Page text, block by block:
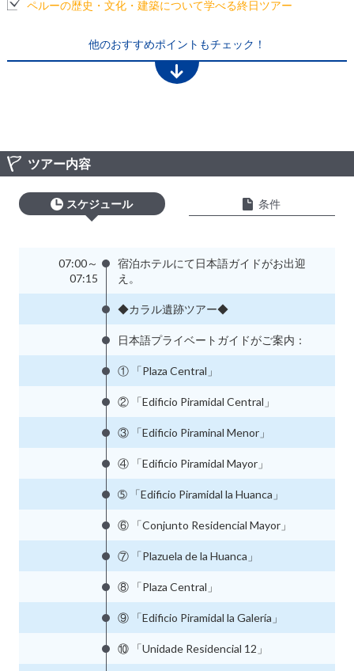
ペルーの歴史・文化・建築について学べる終日ツアー
他のおすすめポイントもチェック！
ツアー内容
スケジュール 条件
07:00～
07:15
宿泊ホテルにて日本語ガイドがお出迎
え。
◆カラル遺跡ツアー◆
日本語プライベートガイドがご案内：
① 「Plaza Central」
② 「Edificio Piramidal Central」
③ 「Edificio Piraminal Menor」
④ 「Edificio Piramidal Mayor」
➄ 「Edificio Piramidal la Huanca」
⑥ 「Conjunto Residencial Mayor」
⑦ 「Plazuela de la Huanca」
⑧ 「Plaza Central」
⑨ 「Edificio Piramidal la Galería」
⑩ 「Unidade Residencial 12」